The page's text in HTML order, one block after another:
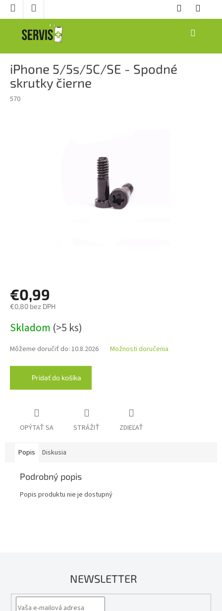
Prejsť
NÁKUPNÝ
iPhone 5/5s/5C/SE - Spodné
skrutky čierne
570
€0,99
€0,80 bez DPH
cena:
Skladom (>5 ks)
Môžeme doručiť do: 10.8.2026 Možnosti doručenia
Pridať do košíka
OPÝTAŤ SA STRÁŽIŤ ZDIEĽAŤ
Popis Diskusia
Podrobný popis
Popis produktu nie je dostupný
NEWSLETTER